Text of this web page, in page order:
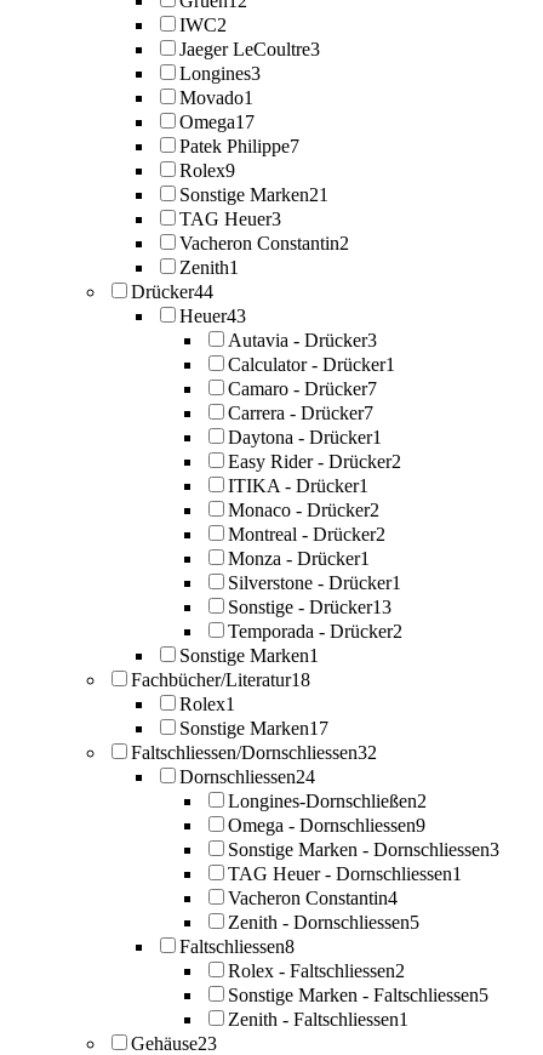
IWC2
Jaeger LeCoultre3
Longines3
Movado1
Omega17
Patek Philippe7
Rolex9
Sonstige Marken21
TAG Heuer3
Vacheron Constantin2
Zenith1
Drücker44
Heuer43
Autavia - Drücker3
Calculator - Drücker1
Camaro - Drücker7
Carrera - Drücker7
Daytona - Drücker1
Easy Rider - Drücker2
ITIKA - Drücker1
Monaco - Drücker2
Montreal - Drücker2
Monza - Drücker1
Silverstone - Drücker1
Sonstige - Drücker13
Temporada - Drücker2
Sonstige Marken1
Fachbücher/Literatur18
Rolex1
Sonstige Marken17
Faltschliessen/Dornschliessen32
Dornschliessen24
Longines-Dornschließen2
Omega - Dornschliessen9
Sonstige Marken - Dornschliessen3
TAG Heuer - Dornschliessen1
Vacheron Constantin4
Zenith - Dornschliessen5
Faltschliessen8
Rolex - Faltschliessen2
Sonstige Marken - Faltschliessen5
Zenith - Faltschliessen1
Gehäuse23